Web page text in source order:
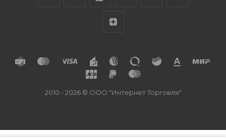
2010 - 2026 © ООО "Интернет Торговля"